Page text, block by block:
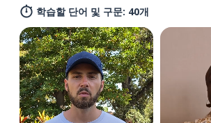
학습할 단어 및 구문: 40개